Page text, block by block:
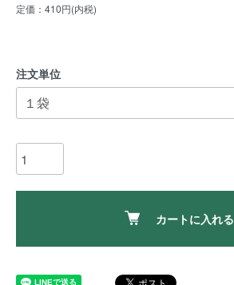
定価：410円(内税)
注文単位
カートに入れる